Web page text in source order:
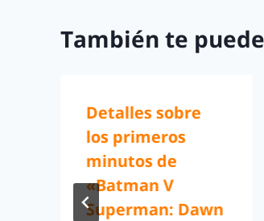
También te
Detalles sobre
los primeros
minutos de
«Batman V
Superman: Dawn